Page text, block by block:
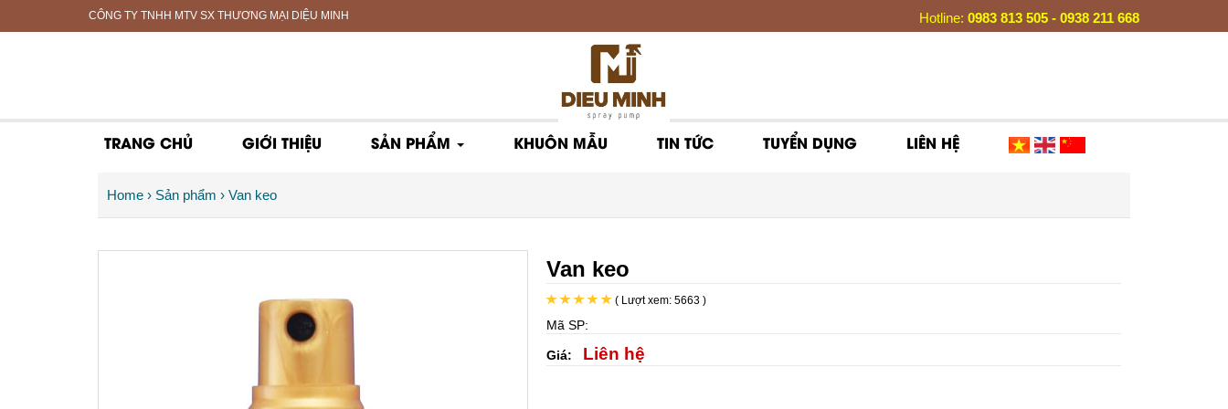
CÔNG TY TNHH MTV SX THƯƠNG MẠI DIỆU MINH Hotline: 0983 813 505 - 0938 211 668
TRANG CHỦ GIỚI THIỆU SẢN PHẨM KHUÔN MẪU TIN TỨC TUYỂN DỤNG LIÊN HỆ
Home › Sản phẩm › Van keo
Van keo
( Lượt xem: 5663 )
Mã SP:
Giá: Liên hệ